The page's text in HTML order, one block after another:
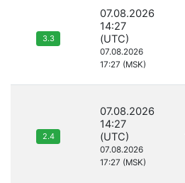
3.3
07.08.2026
14:27
(UTC)
07.08.2026
17:27 (MSK)
2.4
07.08.2026
14:27
(UTC)
07.08.2026
17:27 (MSK)